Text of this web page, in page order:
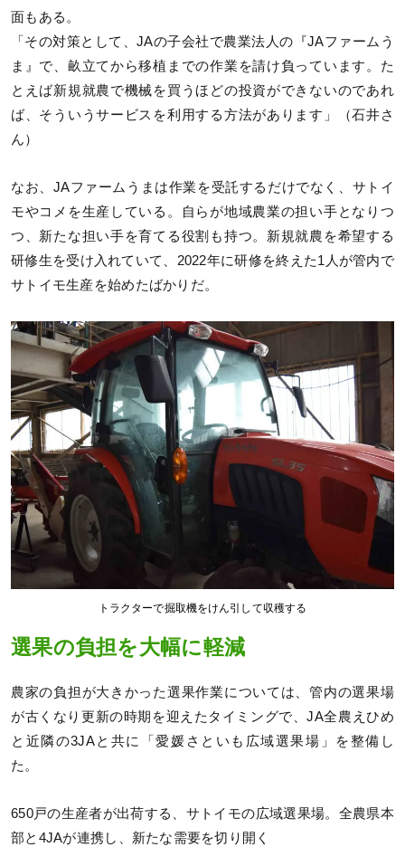
面もある。
「その対策として、JAの子会社で農業法人の『JAファームう
ま』で、畝立てから移植までの作業を請け負っています。た
とえば新規就農で機械を買うほどの投資ができないのであれ
ば、そういうサービスを利用する方法があります」（石井さ
ん）
なお、JAファームうまは作業を受託するだけでなく、サトイ
モやコメを生産している。自らが地域農業の担い手となりつ
つ、新たな担い手を育てる役割も持つ。新規就農を希望する
研修生を受け入れていて、2022年に研修を終えた1人が管内で
サトイモ生産を始めたばかりだ。
トラクターで掘取機をけん引して収穫する
選果の負担を大幅に軽減
農家の負担が大きかった選果作業については、管内の選果場
が古くなり更新の時期を迎えたタイミングで、JA全農えひめ
と近隣の3JAと共に「愛媛さといも広域選果場」を整備し
た。
650戸の生産者が出荷する、サトイモの広域選果場。全農県本
部と4JAが連携し、新たな需要を切り開く